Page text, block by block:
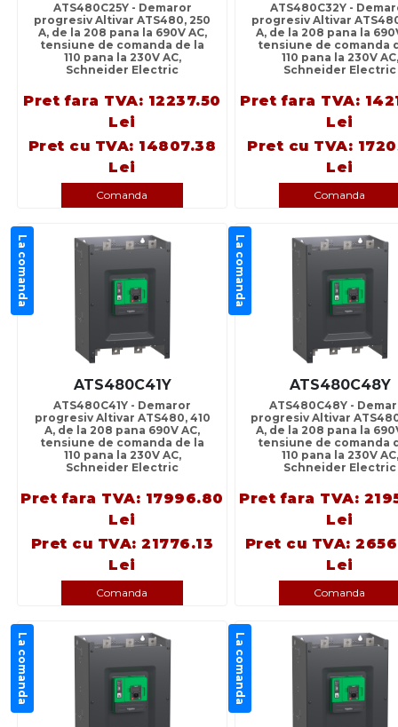
ATS480C25Y - Demaror
progresiv Altivar ATS480, 250
A, de la 208 pana la 690V AC,
tensiune de comanda de la
110 pana la 230V AC,
Schneider Electric
Pret fara TVA: 12237.50
Lei
Pret cu TVA: 14807.38
Lei
Comanda
ATS480C32Y -
progresiv Altivar
A, de la 208 pana la
tensiune de comanda
110 pana la 230V AC,
Schneider Electric
Pret fara TVA:
Lei
Pret cu TVA:
Lei
Comanda
La comanda
ATS480C41Y
ATS480C41Y - Demaror
progresiv Altivar ATS480, 410
A, de la 208 pana 690V AC,
tensiune de comanda de la
110 pana la 230V AC,
Schneider Electric
Pret fara TVA: 17996.80
Lei
Pret cu TVA: 21776.13
Lei
Comanda
La comanda
ATS480C48Y
ATS480C48Y -
progresiv Altivar
A, de la 208 pana la
tensiune de comanda
110 pana la 230V AC,
Schneider Electric
Pret fara TVA:
Lei
Pret cu TVA:
Lei
Comanda
La comanda La comanda